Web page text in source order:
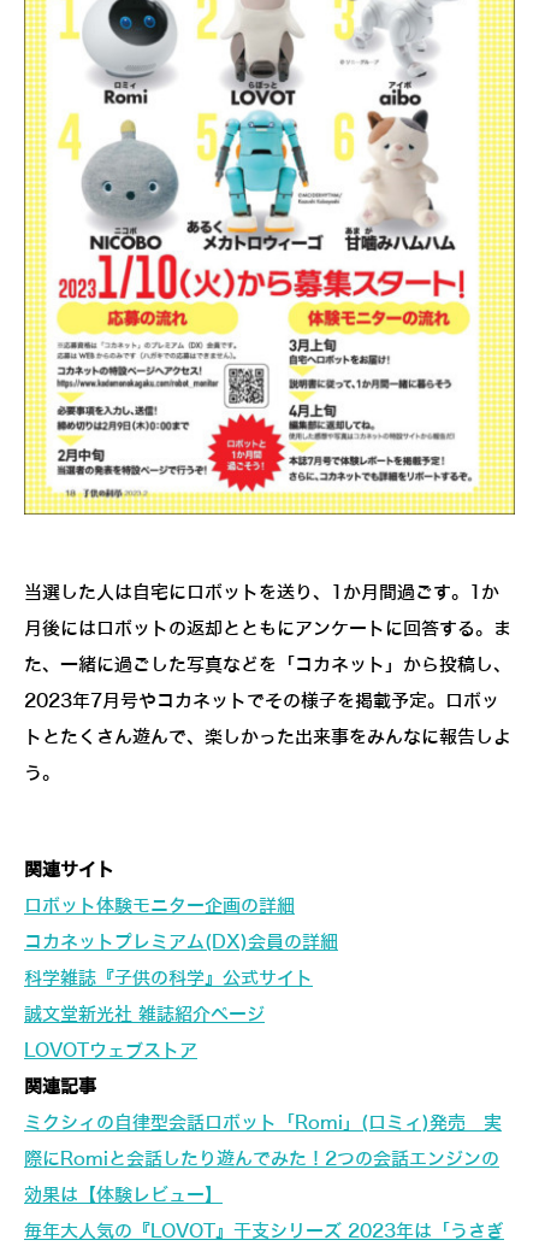
当選した人は自宅にロボットを送り、1か月間過ごす。1か
月後にはロボットの返却とともにアンケートに回答する。ま
た、一緒に過ごした写真などを「コカネット」から投稿し、
2023年7月号やコカネットでその様子を掲載予定。ロボッ
トとたくさん遊んで、楽しかった出来事をみんなに報告しよ
う。
関連サイト
ロボット体験モニター企画の詳細
コカネットプレミアム(DX)会員の詳細
科学雑誌『子供の科学』公式サイト
誠文堂新光社 雑誌紹介ページ
LOVOTウェブストア
関連記事
ミクシィの自律型会話ロボット「Romi」(ロミィ)発売 実
際にRomiと会話したり遊んでみた！2つの会話エンジンの
効果は【体験レビュー】
毎年大人気の『LOVOT』干支シリーズ 2023年は「うさぎ